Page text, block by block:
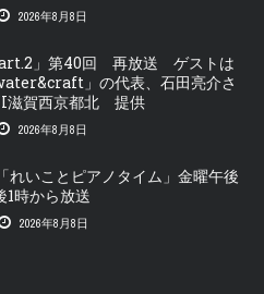
2026年8月8日
」第40回 再放送 ゲストは
」の代表、石田亮介さ
滋賀西京都北 提供
2026年8月8日
れいことピアノタイム」金曜午後
1時から放送
2026年8月8日